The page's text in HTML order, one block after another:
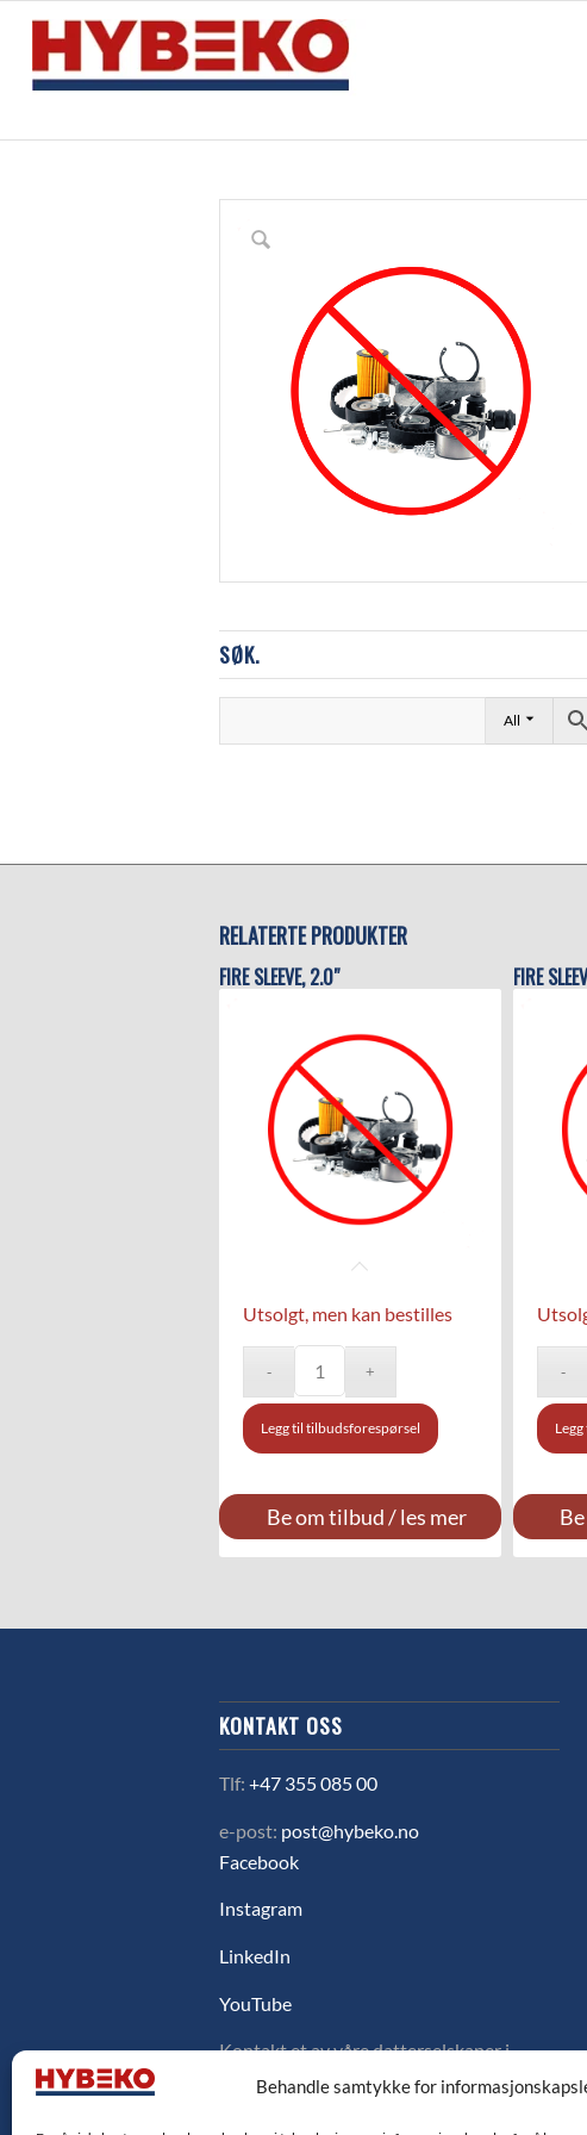
Behandle samtykke for
SØK.
All
RELATERTE PRODUKTER
FIRE SLEEVE, 2.0″
Utsolgt, men kan bestilles
Legg til tilbudsforespørsel
Be om tilbud / les mer
FIRE
KONTAKT OSS
Tlf:+47 355 085 00
e-post: post@hybeko.no
Facebook
Instagram
LinkedIn
YouTube
Kontakt et av våre datterselskaper i
Sverige, Danmark eller Finland ved å